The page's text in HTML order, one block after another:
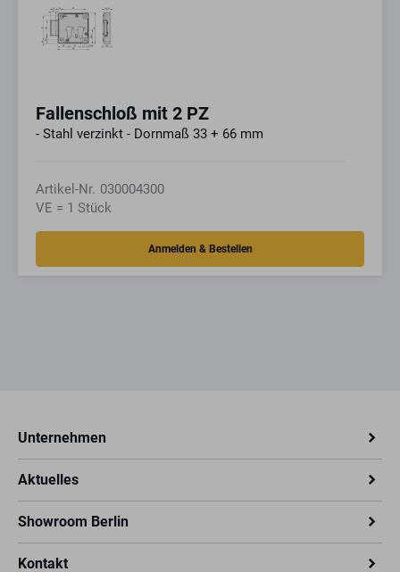
Fallenschloß mit 2 PZ
- Stahl verzinkt - Dornmaß 33 + 66 mm
Artikel-Nr. 030004300
VE = 1 Stück
Unternehmen
Aktuelles
Showroom Berlin
Kontakt